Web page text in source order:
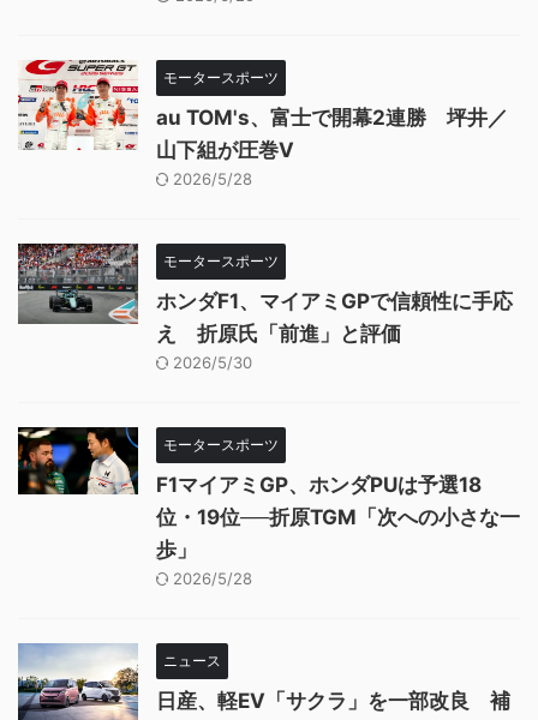
モータースポーツ
au TOM's、富士で開幕2連勝 坪井／
山下組が圧巻V
2026/5/28
モータースポーツ
ホンダF1、マイアミGPで信頼性に手応
え 折原氏「前進」と評価
2026/5/30
モータースポーツ
F1マイアミGP、ホンダPUは予選18
位・19位──折原TGM「次への小さな一
歩」
2026/5/28
ニュース
日産、軽EV「サクラ」を一部改良 補